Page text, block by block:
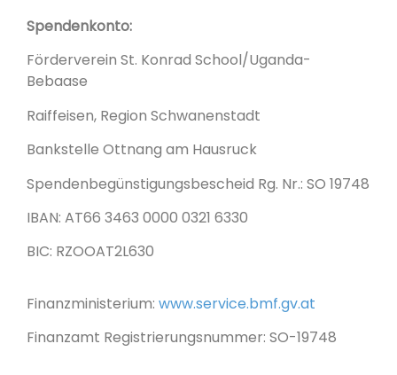
Spendenkonto:
Förderverein St. Konrad School/Uganda-
Bebaase
Raiffeisen, Region Schwanenstadt
Bankstelle Ottnang am Hausruck
Spendenbegünstigungsbescheid Rg. Nr.: SO 19748
IBAN: AT66 3463 0000 0321 6330
BIC: RZOOAT2L630
Finanzministerium: www.service.bmf.gv.at
Finanzamt Registrierungsnummer: SO-19748